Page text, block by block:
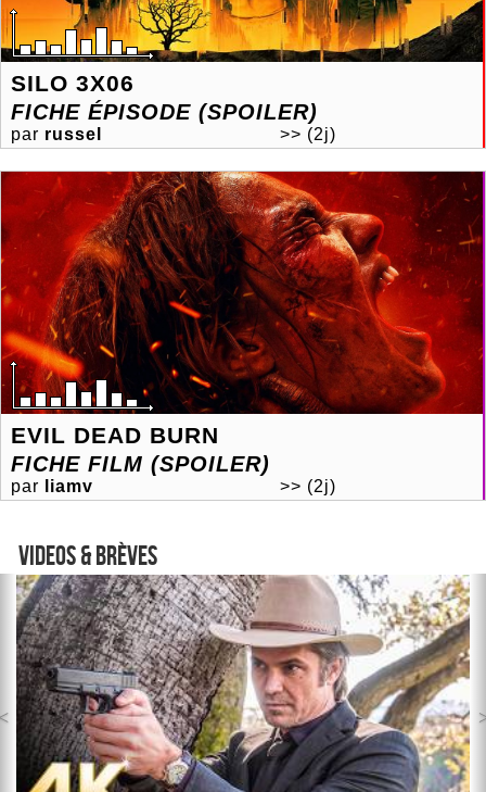
SILO 3X06
FICHE ÉPISODE (SPOILER)
par russel >> (2j)
EVIL DEAD BURN
FICHE FILM (SPOILER)
par liamv >> (2j)
VIDEOS & BRèVES
Previous